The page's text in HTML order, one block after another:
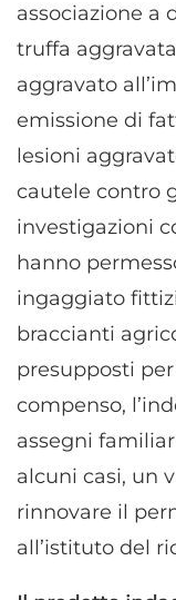
associazione a
truffa
aggravato
emissione di
lesioni
cautele contro
investigazioni
hanno
ingaggiato
braccianti
presupposti
compenso,
assegni
alcuni casi, un
rinnovare il
all’istituto del